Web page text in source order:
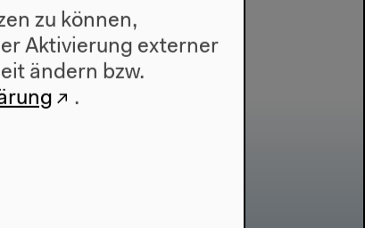
zu können,
Aktivierung externer
ändern bzw.
.